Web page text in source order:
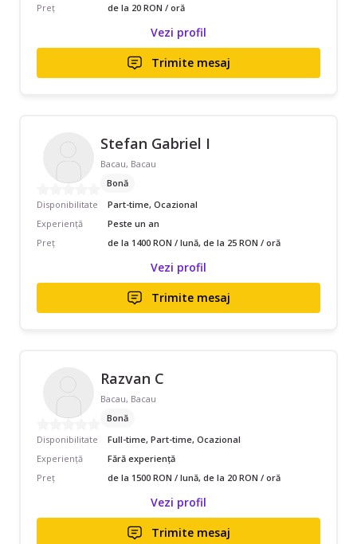
Preț
de la 20 RON / oră
Vezi profil
Trimite mesaj
Stefan Gabriel I
Bacau, Bacau
Bonă
Disponibilitate
Part-time, Ocazional
Experiență
Peste un an
Preț
de la 1400 RON / lună, de la 25 RON / oră
Vezi profil
Trimite mesaj
Razvan C
Bacau, Bacau
Bonă
Disponibilitate
Full-time, Part-time, Ocazional
Experiență
Fără experiență
Preț
de la 1500 RON / lună, de la 20 RON / oră
Vezi profil
Trimite mesaj